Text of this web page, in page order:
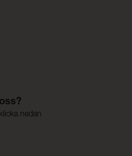
nedan